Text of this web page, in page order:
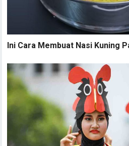
Ini Cara Membuat Nasi Kuning